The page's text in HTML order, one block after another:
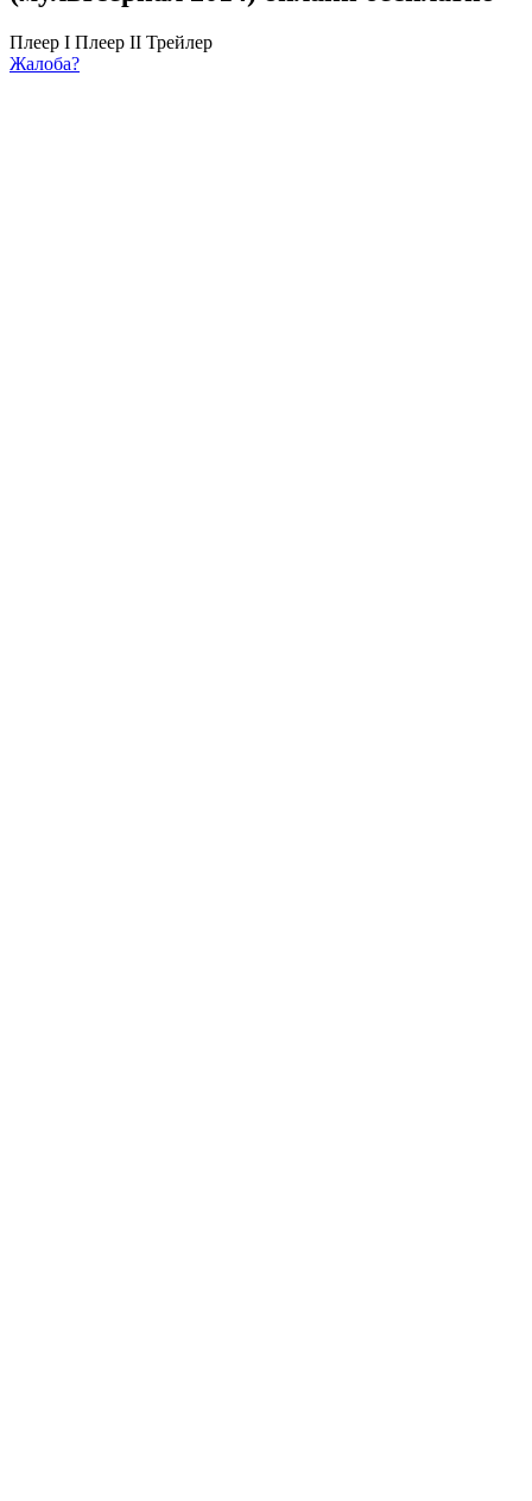
Плеер I Плеер II Трейлер
Жалоба?